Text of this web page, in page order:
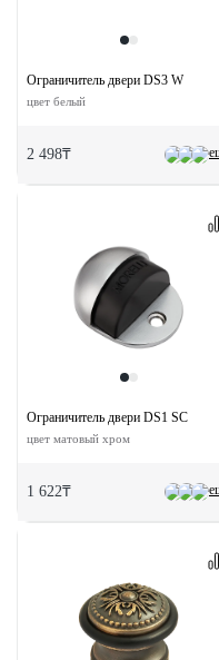
Ограничитель двери DS3 W
цвет белый
2 498₸
Ограничитель двери DS1 SC
цвет матовый хром
1 622₸